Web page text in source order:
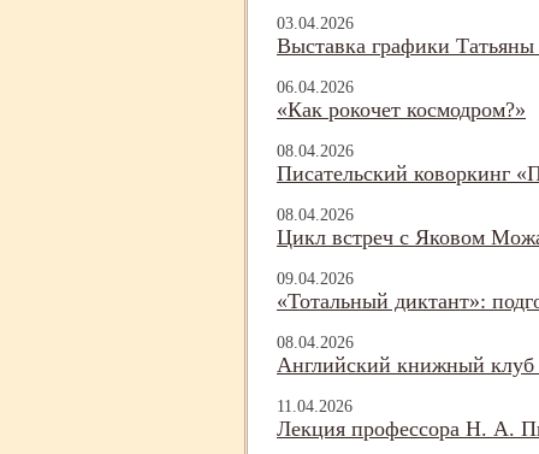
03.04.2026
Выставка графики
06.04.2026
«Как рокочет космодром?»
08.04.2026
Писательский коворкинг
08.04.2026
Цикл встреч с Яковом
09.04.2026
«Тотальный диктант»:
08.04.2026
Английский книжный
11.04.2026
Лекция профессора Н. А.